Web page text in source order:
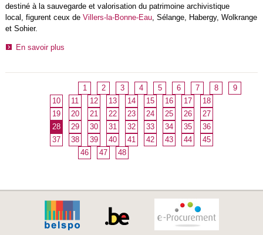
destiné à la sauvegarde et valorisation du patrimoine archivistique
local, figurent ceux de Villers-la-Bonne-Eau, Sélange, Habergy, Wolkrange
et Sohier.
En savoir plus
1 2 3 4 5 6 7 8
9
10
11 12 13 14 15 16 17
18
19
20 21 22 23 24 25 26
27
28
29 30 31 32 33 34 35
36
37
38 39 40 41 42 43 44
45
46
47 48